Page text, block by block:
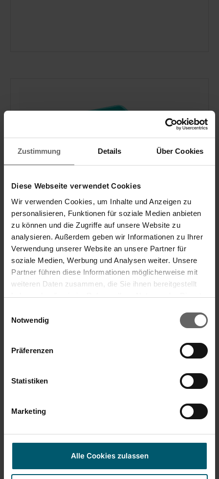
Zustimmung Details Über Cookies
Diese Webseite verwendet Cookies
Wir verwenden Cookies, um Inhalte und Anzeigen zu
personalisieren, Funktionen für soziale Medien anbieten
zu können und die Zugriffe auf unsere Website zu
analysieren. Außerdem geben wir Informationen zu Ihrer
Verwendung unserer Website an unsere Partner für
soziale Medien, Werbung und Analysen weiter. Unsere
Partner führen diese Informationen möglicherweise mit
weiteren Daten zusammen, die Sie ihnen bereitgestellt
haben oder die sie im Rahmen Ihrer Nutzung der Dienste
Cookies, wenn Sie unsere Webseite weiterhin nutzen.
Notwendig
Präferenzen
Statistiken
Marketing
Alle Cookies zulassen
Uitperszeef POWER CLEAN